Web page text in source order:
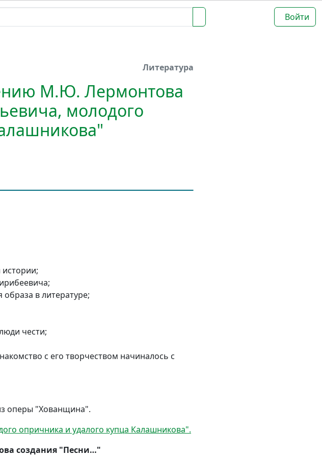
Войти
Литература
М.Ю. Лермонтова
молодого
образа в литературе;
чести;
с его творчеством начиналось с
оперы "Хованщина".
опричника и удалого купца Калашникова".
создания "Песни…"